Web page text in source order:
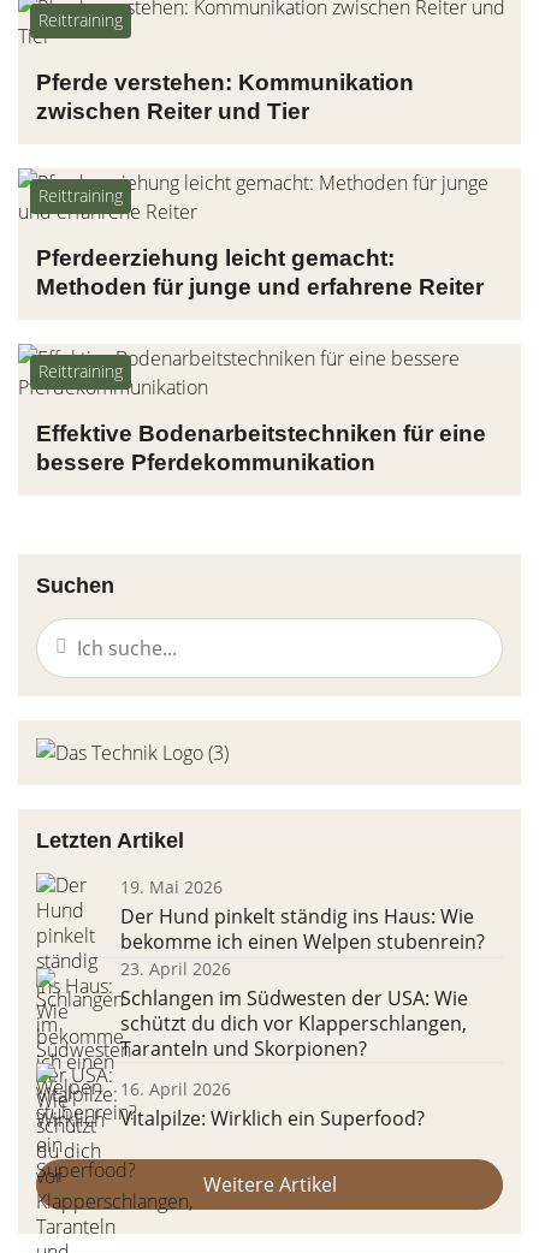
Reittraining
Pferde verstehen: Kommunikation
zwischen Reiter und Tier
Reittraining
Pferdeerziehung leicht gemacht:
Methoden für junge und erfahrene Reiter
Reittraining
Effektive Bodenarbeitstechniken für eine
bessere Pferdekommunikation
Suchen
Letzten Artikel
19. Mai 2026
Der Hund pinkelt ständig ins Haus: Wie
bekomme ich einen Welpen stubenrein?
23. April 2026
Schlangen im Südwesten der USA: Wie
schützt du dich vor Klapperschlangen,
Taranteln und Skorpionen?
16. April 2026
Vitalpilze: Wirklich ein Superfood?
Weitere Artikel